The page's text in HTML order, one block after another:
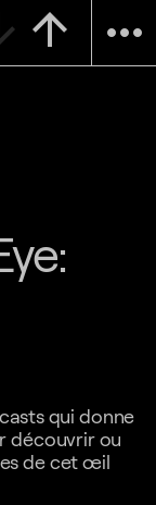
more_horiz
arrow_upward
qui donne
découvrir ou
de cet œil